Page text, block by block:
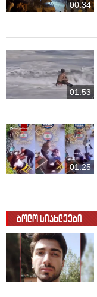
00:34
01:53
01:25
ბოლო სიახლეები